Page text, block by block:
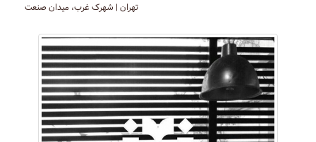
تهران | شهرک غرب، میدان صنعت